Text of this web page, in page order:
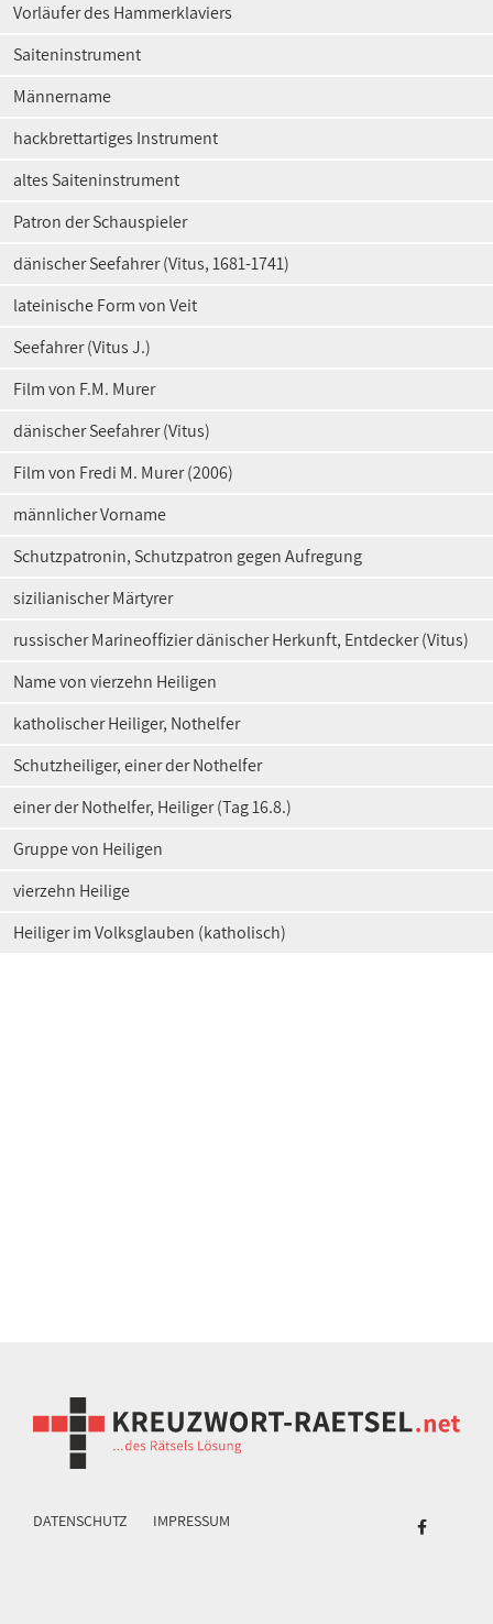
Vorläufer des Hammerklaviers
Saiteninstrument
Männername
hackbrettartiges Instrument
altes Saiteninstrument
Patron der Schauspieler
dänischer Seefahrer (Vitus, 1681-1741)
lateinische Form von Veit
Seefahrer (Vitus J.)
Film von F.M. Murer
dänischer Seefahrer (Vitus)
Film von Fredi M. Murer (2006)
männlicher Vorname
Schutzpatronin, Schutzpatron gegen Aufregung
sizilianischer Märtyrer
russischer Marineoffizier dänischer Herkunft, Entdecker (Vitus)
Name von vierzehn Heiligen
katholischer Heiliger, Nothelfer
Schutzheiliger, einer der Nothelfer
einer der Nothelfer, Heiliger (Tag 16.8.)
Gruppe von Heiligen
vierzehn Heilige
Heiliger im Volksglauben (katholisch)
DATENSCHUTZ IMPRESSUM